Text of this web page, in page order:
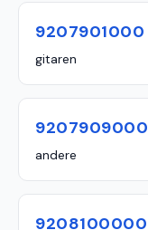
9207901000
gitaren
9207909000
andere
9208100000